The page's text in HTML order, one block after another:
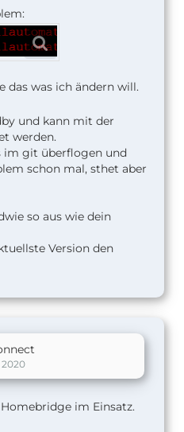
das was ich ändern will.
und kann mit der
werden.
im git überflogen und
schon mal, sthet aber
so aus wie dein
Version den
im Einsatz.